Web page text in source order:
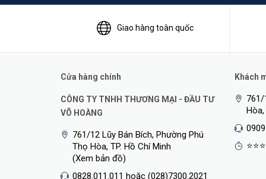
- VPN Site-to-Site (LAN to LAN), VPN Server
- Switch Built-in cho 8 cổng (từ eth0-eth7)
- 10 cổng RJ45 và 2 cổng SFP có thể chuyển đổi WAN
Datasheet EdgeRouter ER-12P
Giao hàng toàn quốc
Cửa hàng chính
CÔNG TY TNHH THƯƠNG MẠI - ĐẦU TƯ
VÕ HOÀNG
761/12 Lũy Bán Bích, Phường Phú
Thọ Hòa, TP. Hồ Chí Minh
(Xem bản đồ)
0828.011.011 hoặc (028)7300.2021
Khách
761/
Hòa,